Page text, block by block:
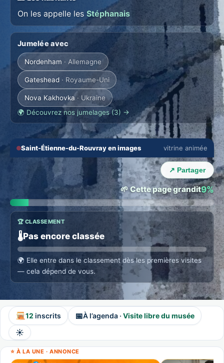
On les appelle les Stéphanais
Jumelée avec
Nordenham · Allemagne
Gateshead · Royaume-Uni
Nova Kakhovka · Ukraine
🌍 Découvrez nos jumelages (3) →
Saint-Étienne-du-Rouvray en images vitrine animée
Animez Saint-Étienne-du-Rouvray
Zone exclusive · revenus sur chaque abonnement local. →
‹ ›
🔇 ⛶
↗ Partager
🌱 Cette page grandit9%
🏆 CLASSEMENT
🌡️Pas encore classée
🌍 Elle entre dans le classement dès les premières visites
— cela dépend de vous.
12 inscrits 📅À l’agenda · Visite libre du musée
☀️
⭐ À LA UNE · ANNONCE